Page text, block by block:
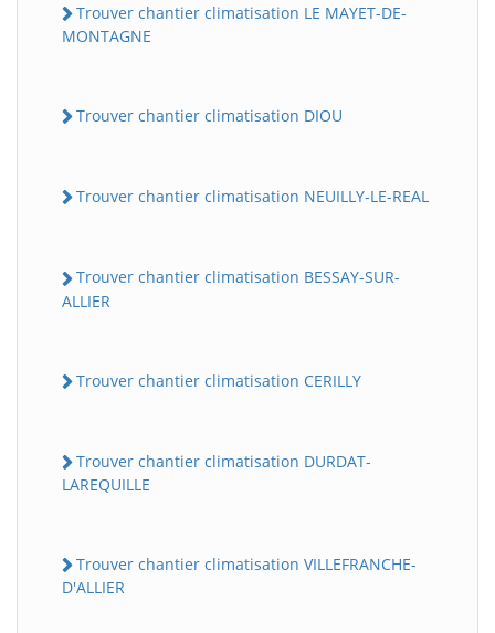
Trouver chantier climatisation LE MAYET-DE-
MONTAGNE
Trouver chantier climatisation DIOU
Trouver chantier climatisation NEUILLY-LE-REAL
Trouver chantier climatisation BESSAY-SUR-
ALLIER
Trouver chantier climatisation CERILLY
Trouver chantier climatisation DURDAT-
LAREQUILLE
Trouver chantier climatisation VILLEFRANCHE-
D'ALLIER